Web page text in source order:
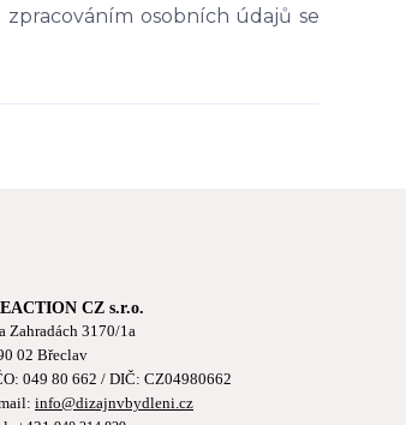
osobních údajů se
CZ s.r.o.
Zahradách 3170/1a
02 Břeclav
049 80 662 / DIČ: CZ04980662
info@dizajnvbydleni.cz